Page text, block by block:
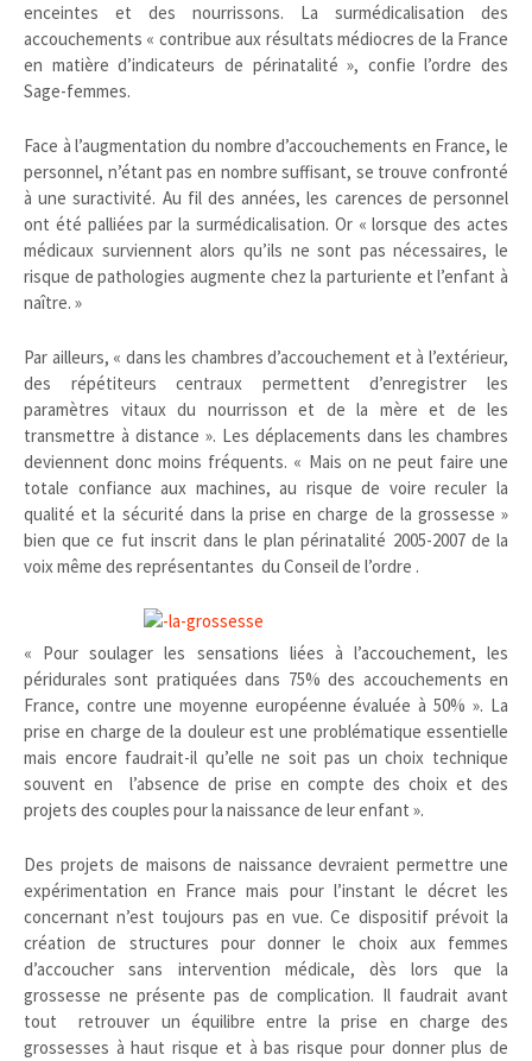
enceintes et des nourrissons. La surmédicalisation des
accouchements « contribue aux résultats médiocres de la France
en matière d’indicateurs de périnatalité », confie l’ordre des
Sage-femmes.
Face à l’augmentation du nombre d’accouchements en France, le
personnel, n’étant pas en nombre suffisant, se trouve confronté
à une suractivité. Au fil des années, les carences de personnel
ont été palliées par la surmédicalisation. Or « lorsque des actes
médicaux surviennent alors qu’ils ne sont pas nécessaires, le
risque de pathologies augmente chez la parturiente et l’enfant à
naître. »
Par ailleurs, « dans les chambres d’accouchement et à l’extérieur,
des répétiteurs centraux permettent d’enregistrer les
paramètres vitaux du nourrisson et de la mère et de les
transmettre à distance ». Les déplacements dans les chambres
deviennent donc moins fréquents. « Mais on ne peut faire une
totale confiance aux machines, au risque de voire reculer la
qualité et la sécurité dans la prise en charge de la grossesse »
bien que ce fut inscrit dans le plan périnatalité 2005-2007 de la
voix même des représentantes du Conseil de l’ordre .
« Pour soulager les sensations liées à l’accouchement, les
péridurales sont pratiquées dans 75% des accouchements en
France, contre une moyenne européenne évaluée à 50% ». La
prise en charge de la douleur est une problématique essentielle
mais encore faudrait-il qu’elle ne soit pas un choix technique
souvent en l’absence de prise en compte des choix et des
projets des couples pour la naissance de leur enfant ».
Des projets de maisons de naissance devraient permettre une
expérimentation en France mais pour l’instant le décret les
concernant n’est toujours pas en vue. Ce dispositif prévoit la
création de structures pour donner le choix aux femmes
d’accoucher sans intervention médicale, dès lors que la
grossesse ne présente pas de complication. Il faudrait avant
tout retrouver un équilibre entre la prise en charge des
grossesses à haut risque et à bas risque pour donner plus de